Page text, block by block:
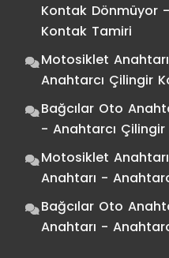
Kontak Dönmüyor
Kontak Tamiri
Motosiklet Anahtarı
Anahtarcı Çilingir
Bağcılar Oto
- Anahtarcı
Motosiklet Anahtarı
Anahtarı -
Bağcılar Oto
Anahtarı -